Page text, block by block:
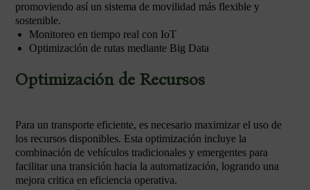
promoviendo así un sistema de movilidad más flexible y
sostenible.
Monitoreo en tiempo real con IoT
Optimización de rutas mediante Big Data
Optimización de Recursos
Para un transporte eficiente, es necesario maximizar el uso de
los recursos disponibles. Esta optimización incluye la
combinación de vehículos tradicionales y emergentes para
facilitar una transición hacia la automatización, logrando una
mejora critica en eficiencia operativa.